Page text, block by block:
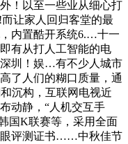
！以至一些业从细心打
让家人回归客堂的最
内置酷开系统6.…十一
有从打人工智能的电
圳！娱…有不少人城市
了人们的糊口质量，通
沉构，互联网电视近
动静，“人机交互手
国K联赛等，采用全面
眼评测证书……中秋佳节